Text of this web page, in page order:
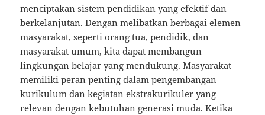
menciptakan sistem pendidikan yang efektif dan
berkelanjutan. Dengan melibatkan berbagai elemen
masyarakat, seperti orang tua, pendidik, dan
masyarakat umum, kita dapat membangun
lingkungan belajar yang mendukung. Masyarakat
memiliki peran penting dalam pengembangan
kurikulum dan kegiatan ekstrakurikuler yang
relevan dengan kebutuhan generasi muda. Ketika